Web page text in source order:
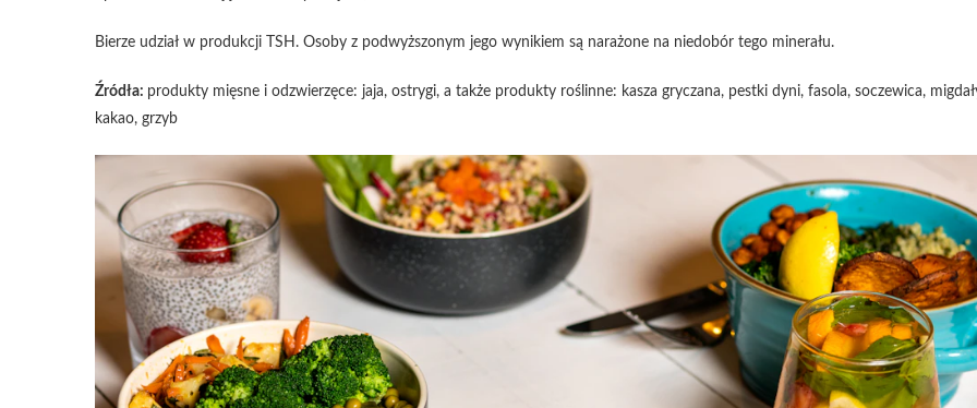
Bierze udział w produkcji TSH. Osoby z podwyższonym jego wynikiem są narażone na niedobór tego minerału.
Źródła: produkty mięsne i odzwierzęce: jaja, ostrygi, a także produkty roślinne: kasza gryczana, pestki dyni, fasola, soczewica,
kakao, grzyb